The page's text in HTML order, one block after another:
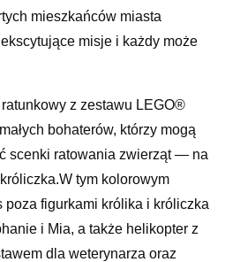
mieszkańców miasta
misje i każdy może
z zestawu LEGO®
bohaterów, którzy mogą
scenki ratowania zwierząt — na
tym kolorowym
figurkami królika i króliczka
i Mia, a także helikopter z
dla weterynarza oraz